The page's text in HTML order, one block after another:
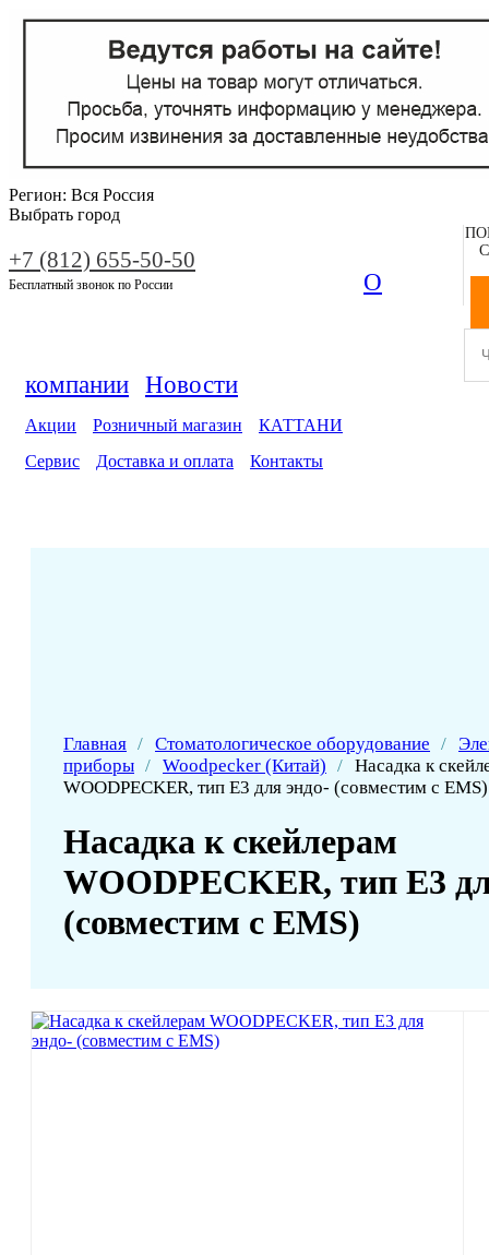
Регион: Вся Россия
Выбрать город
+7 (812) 655-50-50
Бесплатный звонок по России О
компании Новости
Акции Розничный магазин
КАТТАНИ
Сервис
Доставка и оплата Контакты
Главная / Стоматологическое оборудование /
приборы / Woodpecker (Китай) / Насадка к
WOODPECKER, тип E3 для эндо- (совместим с EMS)
Насадка к скейлерам
WOODPECKER, тип E3
(совместим с EMS)